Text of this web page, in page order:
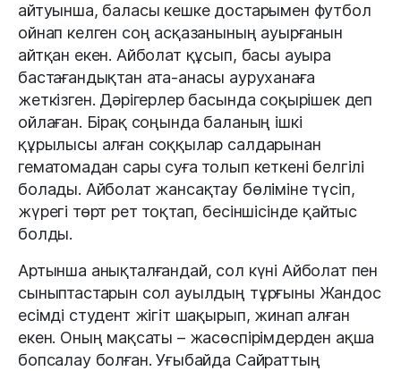
айтуынша, баласы кешке достарымен футбол
ойнап келген соң асқазанының ауырғанын
айтқан екен. Айболат құсып, басы ауыра
бастағандықтан ата-анасы ауруханаға
жеткізген. Дәрігерлер басында соқырішек деп
ойлаған. Бірақ соңында баланың ішкі
құрылысы алған соққылар салдарынан
гематомадан сары суға толып кеткені белгілі
болады. Айболат жансақтау бөліміне түсіп,
жүрегі төрт рет тоқтап, бесіншісінде қайтыс
болды.
Артынша анықталғандай, сол күні Айболат пен
сыныптастарын сол ауылдың тұрғыны Жандос
есімді студент жігіт шақырып, жинап алған
екен. Оның мақсаты – жасөспірімдерден ақша
бопсалау болған. Уғыбайда Сайраттың